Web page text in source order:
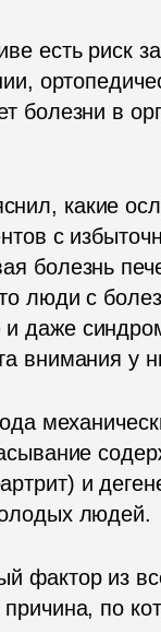
есть риск
болезни в
какие
с
болезнь
люди с
даже
внимания
и
людей.
фактор из
по